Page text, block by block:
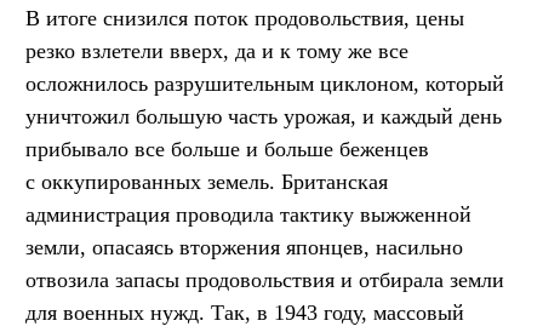
В итоге снизился поток продовольствия, цены
резко взлетели вверх, да и к тому же все
осложнилось разрушительным циклоном, который
уничтожил большую часть урожая, и каждый день
прибывало все больше и больше беженцев
с оккупированных земель. Британская
администрация проводила тактику выжженной
земли, опасаясь вторжения японцев, насильно
отвозила запасы продовольствия и отбирала земли
для военных нужд. Так, в 1943 году, массовый